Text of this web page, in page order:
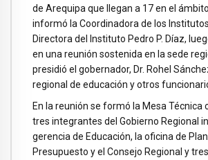
de Arequipa que llegan a 17 en el
informó la Coordinadora de los
Directora del Instituto Pedro P. Díaz,
en una reunión sostenida en la sede
presidió el gobernador, Dr. Rohel
regional de educación y otros
En la reunión se formó la Mesa
tres integrantes del Gobierno Regional
gerencia de Educación, la oficina de
Presupuesto y el Consejo Regional y